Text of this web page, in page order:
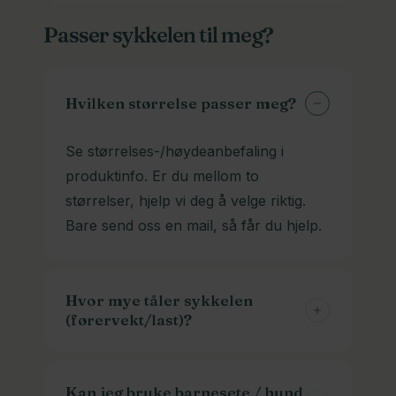
betrakelig mer. Men du finner nøyaktig
sykkelen sin hos oss selv. De står
fra oss. Vi kan selvfølgelig også lever
om du ønsker det. Ta kontakt, så
Passer sykkelen til meg?
Hvilken størrelse passer meg?
Se størrelses-/høydeanbefaling i
produktinfo. Er du mellom to
størrelser, hjelp vi deg å velge riktig.
Bare send oss en mail, så får du hjelp.
Hvor mye tåler sykkelen
(førervekt/last)?
faktaarket/produktinfo. Ved lastesykler
Kan jeg bruke barnesete / hund